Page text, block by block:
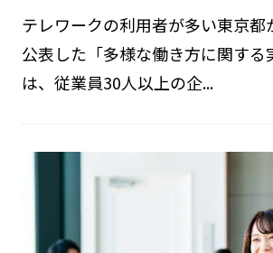
テレワークの利用者が多い東京都
公表した「多様な働き方に関する
は、従業員30人以上の企...